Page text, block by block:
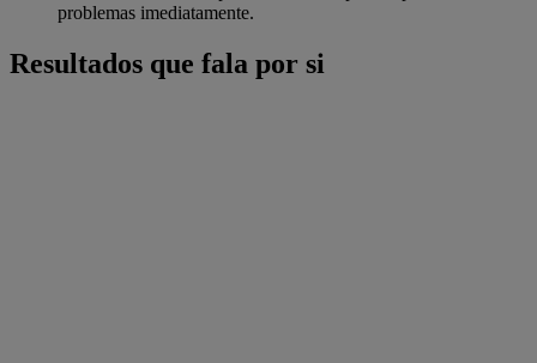
problemas imediatamente.
Resultados que fala por si